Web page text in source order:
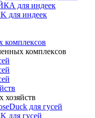
для индеек
для индеек
комплексов
хозяйств
для гусей
для гусей